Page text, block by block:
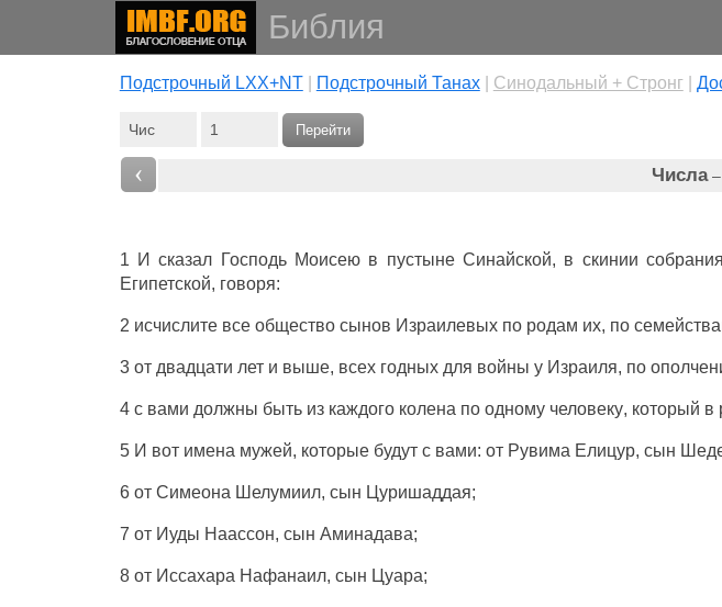
Библия
Подстрочный LXX+NT| Подстрочный Танах| Cинодальный + Стронг|
Перейти
‹ Числа–
1 Исказал Господь Моисею в пустыне Синайской, в скинии собрания
Египетской, говоря:
2 исчислитевсе общество сынов Израилевыхпо родам их, по
3 от двадцати лети выше, всех годныхдля войны у Израиля, по
4 с вами должны быть из каждого колена по одному человеку, который в
5 И вот имена мужей, которые будутс вами: от Рувима Елицур, сын
6 от Симеона Шелумиил, сын Цуришаддая;
7 от Иуды Наассон, сын Аминадава;
8 от Иссахара Нафанаил, сын Цуара;